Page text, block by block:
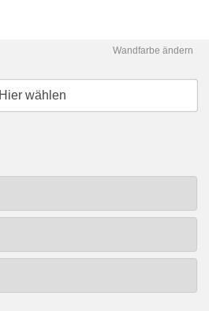
Wandfarbe ändern
Hier wählen